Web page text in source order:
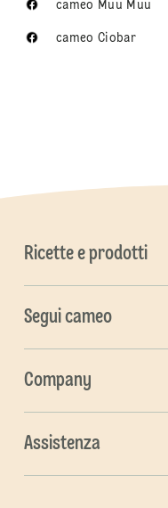
cameo Muu Muu
cameo Ciobar
Ricette e prodotti
Segui cameo
Company
Assistenza